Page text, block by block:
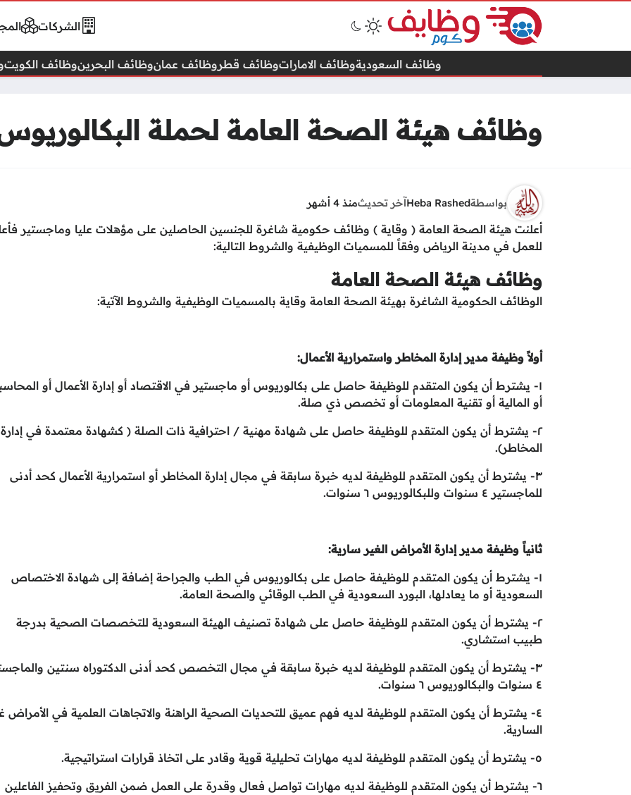
الشركات
وظائف السعوديةوظائف الاماراتوظائف قطروظائف عمانوظائف البحرينوظائف الكويت
وظائف هيئة الصحة العامة لحملة
بواسطةHeba Rashedآخر تحديثمنذ 4 أشهر
أعلنت هيئة الصحة العامة ( وقاية ) وظائف حكومية شاغرة للجنسين الحاصلين على مؤهلات عليا وماجستير
للعمل في مدينة الرياض وفقاً للمسميات الوظيفية والشروط التالية:
وظائف هيئة الصحة العامة
الوظائف الحكومية الشاغرة بهيئة الصحة العامة وقاية بالمسميات الوظيفية والشروط الآتية:
أولاً وظيفة مدير إدارة المخاطر واستمرارية الأعمال:
١- يشترط أن يكون المتقدم للوظيفة حاصل على بكالوريوس أو ماجستير في الاقتصاد أو إدارة الأعمال أو
أو المالية أو تقنية المعلومات أو تخصص ذي صلة.
٢- يشترط أن يكون المتقدم للوظيفة حاصل على شهادة مهنية / احترافية ذات الصلة ( كشهادة معتمدة في إدارة
المخاطر).
٣- يشترط أن يكون المتقدم للوظيفة لديه خبرة سابقة في مجال إدارة المخاطر أو استمرارية الأعمال كحد أدنى
للماجستير ٤ سنوات وللبكالوريوس ٦ سنوات.
ثانياً وظيفة مدير إدارة الأمراض الغير سارية:
١- يشترط أن يكون المتقدم للوظيفة حاصل على بكالوريوس في الطب والجراحة إضافة إلى شهادة الاختصاص
السعودية أو ما يعادلها، البورد السعودية في الطب الوقائي والصحة العامة.
٢- يشترط أن يكون المتقدم للوظيفة حاصل على شهادة تصنيف الهيئة السعودية للتخصصات الصحية بدرجة
طبيب استشاري.
٣- يشترط أن يكون المتقدم للوظيفة لديه خبرة سابقة في مجال التخصص كحد أدنى الدكتوراه سنتين
٤ سنوات والبكالوريوس ٦ سنوات.
٤- يشترط أن يكون المتقدم للوظيفة لديه فهم عميق للتحديات الصحية الراهنة والاتجاهات العلمية في الأمراض
السارية.
٥- يشترط أن يكون المتقدم للوظيفة لديه مهارات تحليلية قوية وقادر على اتخاذ قرارات استراتيجية.
٦- يشترط أن يكون المتقدم للوظيفة لديه مهارات تواصل فعال وقدرة على العمل ضمن الفريق وتحفيز الفاعلين